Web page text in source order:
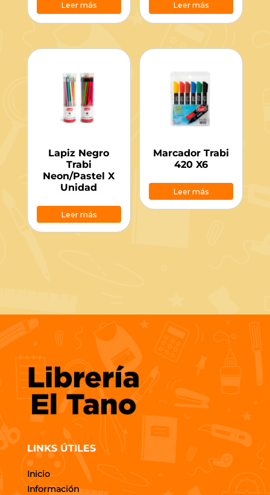
Leer más Leer más
Lapiz Negro
Trabi
Neon/Pastel X
Unidad
Leer más
Marcador Trabi
420 X6
Leer más
LINKS ÚTILES
Inicio
Información